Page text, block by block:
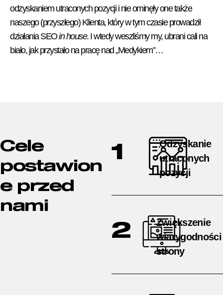
odzyskaniem utraconych pozycji i nie ominęły one także
naszego (przyszłego) Klienta, który w tym czasie prowadził
działania SEOin house. I wtedy weszliśmy my, ubrani cali na
biało, jak przystało na pracę nad „Medykiem”…
Cele
postawion
e przed
nami
1
Odzyskanie
utraconych
pozycji
2
Zwiększenie
wiarygodności
strony